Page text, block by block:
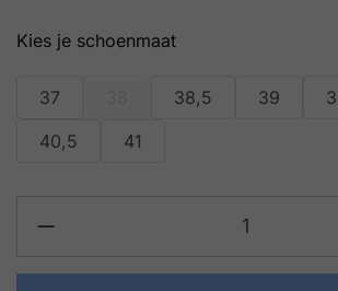
schoenmaat
37 38,5 39
40,5
41